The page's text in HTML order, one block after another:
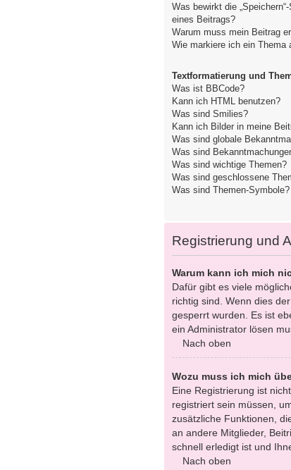
Was bewirkt die
eines Beitrags?
Warum muss mein Beitrag
Wie markiere ich ein Thema
Textformatierung und
Was ist BBCode?
Kann ich HTML benutzen?
Was sind Smilies?
Kann ich Bilder in meine
Was sind globale
Was sind
Was sind wichtige Themen?
Was sind geschlossene
Was sind Themen-Symbole?
Registrierung und
Warum kann ich mich
Dafür gibt es viele
richtig sind. Wenn dies
gesperrt wurden. Es ist
ein Administrator lösen
Nach oben
Wozu muss ich mich
Eine Registrierung ist
registriert sein müssen,
zusätzliche Funktionen,
an andere Mitglieder,
schnell erledigt ist und
Nach oben